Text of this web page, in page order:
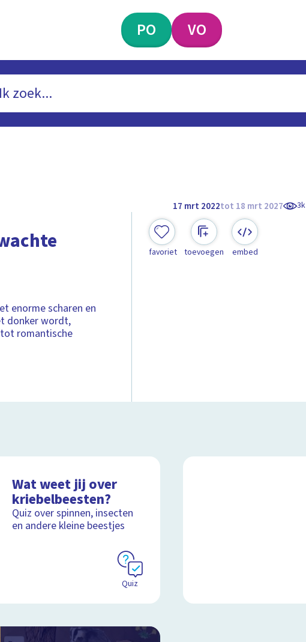
PO VO
17 mrt 2022tot 18 mrt 2027 3k
enorme scharen en
donker wordt,
romantische
favoriet toevoegen embed
Wat weet jij over
kriebelbeesten?
Quiz over spinnen, insecten
en andere kleine beestjes
Quiz